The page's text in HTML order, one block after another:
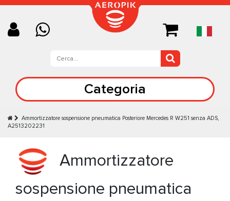
Categoria
Ammortizzatore sospensione pneumatica Posteriore Mercedes R W251 senza ADS,
A2513202231
Ammortizzatore
sospensione pneumatica